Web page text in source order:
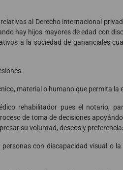
al Derecho internacional
hay hijos mayores de edad con
a la sociedad de gananciales
material o humano que permita la
rehabilitador pues el notario,
de toma de decisiones
su voluntad, deseos y
con discapacidad visual o